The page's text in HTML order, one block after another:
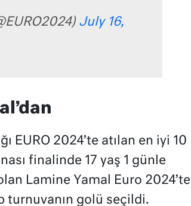
July 16,
EURO 2024’te atılan en iyi 10
finalinde 17 yaş 1 günle
Lamine Yamal Euro 2024’te
turnuvanın golü seçildi.